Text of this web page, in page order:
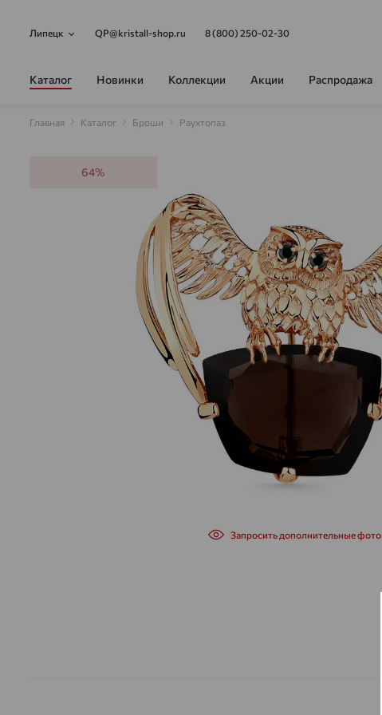
Липецк QP@kristall-shop.ru 8 (800) 250-02-30
Каталог Новинки Коллекции Акции Распродажа
Главная Каталог Броши Раухтопаз
64%
Запросить дополнительные фото